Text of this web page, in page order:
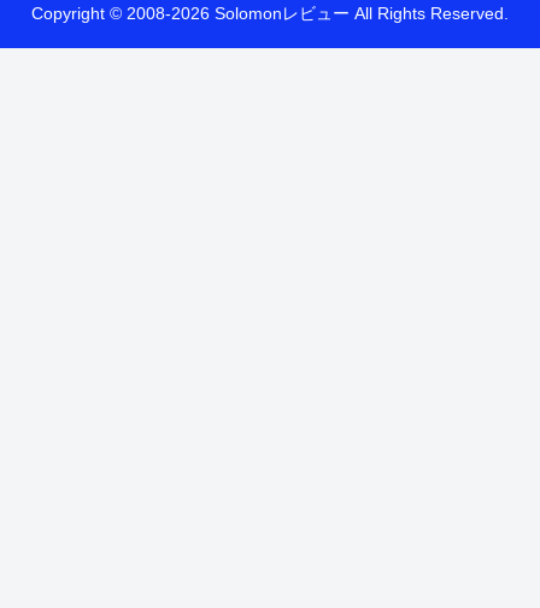
Copyright © 2008-2026 Solomonレビュー All Rights Reserved.